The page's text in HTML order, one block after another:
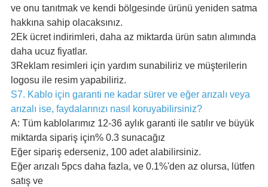
ve onu tanıtmak ve kendi bölgesinde ürünü yeniden satma
hakkına sahip olacaksınız.
2Ek ücret indirimleri, daha az miktarda ürün satın alımında
daha ucuz fiyatlar.
3Reklam resimleri için yardım sunabiliriz ve müşterilerin
logosu ile resim yapabiliriz.
S7. Kablo için garanti ne kadar sürer ve eğer arızalı veya
arızalı ise, faydalarınızı nasıl koruyabilirsiniz?
A: Tüm kablolarımız 12-36 aylık garanti ile satılır ve büyük
miktarda sipariş için% 0.3 sunacağız
Eğer sipariş ederseniz, 100 adet alabilirsiniz.
Eğer arızalı 5pcs daha fazla, ve 0.1%'den az olursa, lütfen
satış ve